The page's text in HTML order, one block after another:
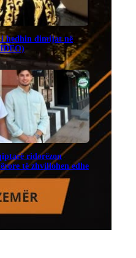
i hedhin dimijat në
ridorëzon
të zhvillohen edhe